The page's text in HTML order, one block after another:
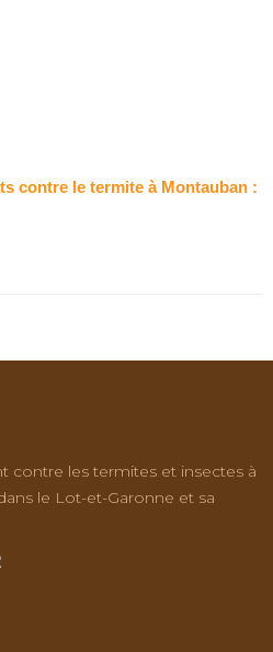
contre le termite à Montauban :
contre les termites et insectes à
le Lot-et-Garonne et sa